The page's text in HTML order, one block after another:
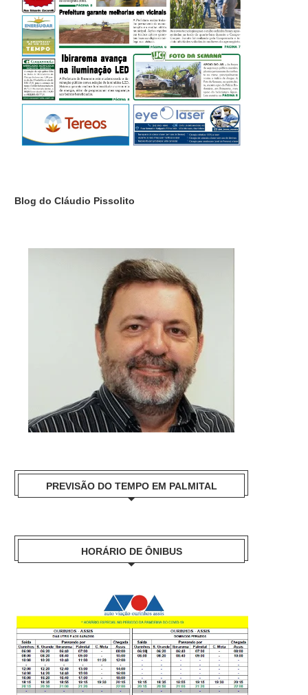
Blog do Cláudio Pissolito
PREVISÃO DO TEMPO EM PALMITAL
HORÁRIO DE ÔNIBUS